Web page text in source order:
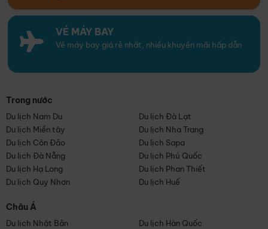
VÉ MÁY BAY
Vé máy bay giá rẻ nhất, nhiều khuyến mãi hấp dẫn
Trong nước
Du lịch Nam Du
Du lịch Đà Lạt
Du lịch Miền tây
Du lịch Nha Trang
Du lịch Côn Đảo
Du lịch Sapa
Du lịch Đà Nẵng
Du lịch Phú Quốc
Du lịch Hạ Long
Du lịch Phan Thiết
Du lịch Quy Nhơn
Du lịch Huế
Châu Á
Du lịch Nhật Bản
Du lịch Hàn Quốc